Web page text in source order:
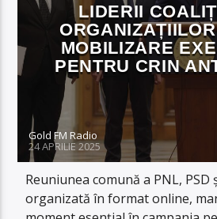
LIDERII
MOBILIZARE
PENTRU CRIN
Gold FM Radio
24 APRILIE 2025
Reuniunea comună a PNL, PSD
organizată în format online,